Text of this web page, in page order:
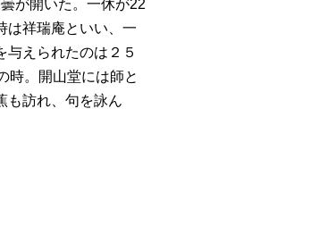
が開いた。一休が22
は祥瑞庵といい、一
与えられたのは２５
時。開山堂には師と
も訪れ、句を詠ん